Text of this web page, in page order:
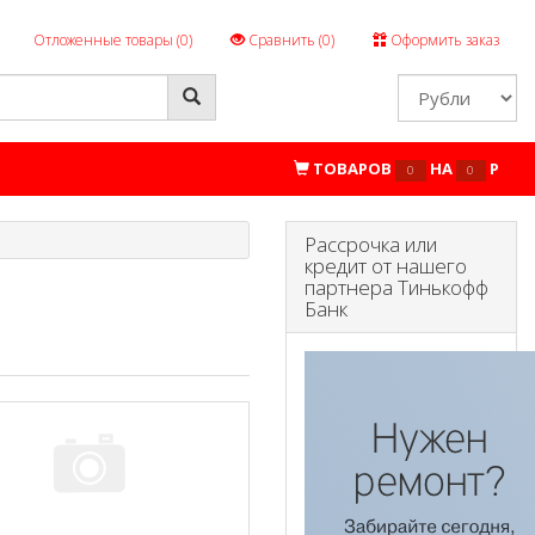
Отложенные товары (0) Сравнить (0) Оформить заказ
ТОВАРОВ 0 НА 0 P
Рассрочка или
кредит от нашего
партнера Тинькофф
Банк